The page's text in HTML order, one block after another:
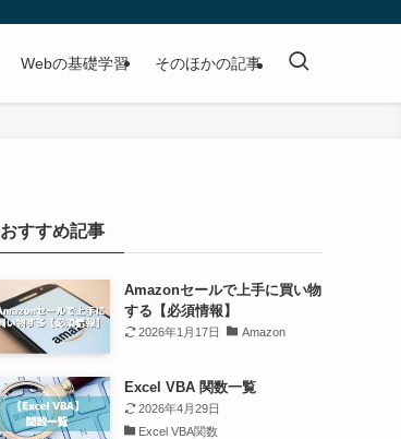
Webの基礎学習 そのほかの記事
おすすめ記事
Amazonセールで上手に買い物
する【必須情報】
2026年1月17日 Amazon
Excel VBA 関数一覧
2026年4月29日
Excel VBA関数